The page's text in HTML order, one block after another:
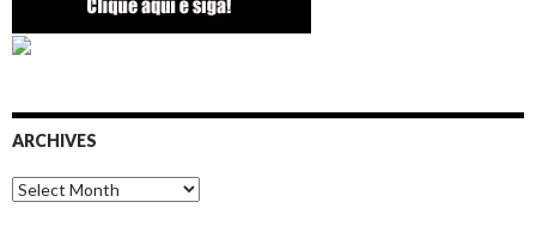
ARCHIVES
Archives